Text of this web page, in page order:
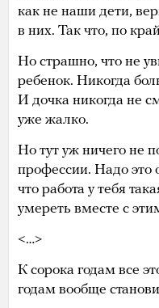
как не наши дети,
в них. Так что, по
Но страшно, что не
ребенок. Никогда
И дочка никогда не
уже жалко.
Но тут уж ничего не
профессии. Надо это
что работа у тебя
умереть вместе с
<…>
К сорока годам все
годам вообще